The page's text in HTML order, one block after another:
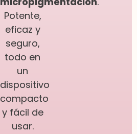
Potente,
eficaz y
seguro,
todo en
un
dispositivo
compacto
y fácil de
usar.